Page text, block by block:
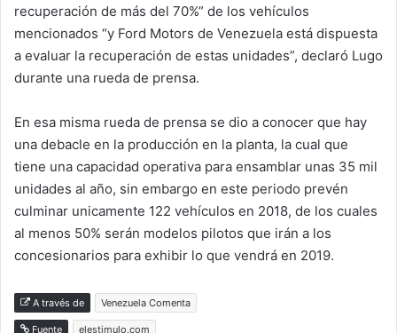
recuperación de más del 70%” de los vehículos
mencionados “y Ford Motors de Venezuela está dispuesta
a evaluar la recuperación de estas unidades”, declaró Lugo
durante una rueda de prensa.
En esa misma rueda de prensa se dio a conocer que hay
una debacle en la producción en la planta, la cual que
tiene una capacidad operativa para ensamblar unas 35 mil
unidades al año, sin embargo en este periodo prevén
culminar unicamente 122 vehículos en 2018, de los cuales
al menos 50% serán modelos pilotos que irán a los
concesionarios para exhibir lo que vendrá en 2019.
A través de Venezuela Comenta
Fuente elestimulo.com